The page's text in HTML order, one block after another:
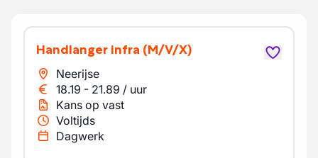
Handlanger infra (M/V/X)
Neerijse
18.19 - 21.89 / uur
Kans op vast
Voltijds
Dagwerk